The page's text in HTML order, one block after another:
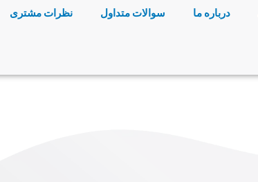
درباره ما سوالات متداول نظرات مشتری